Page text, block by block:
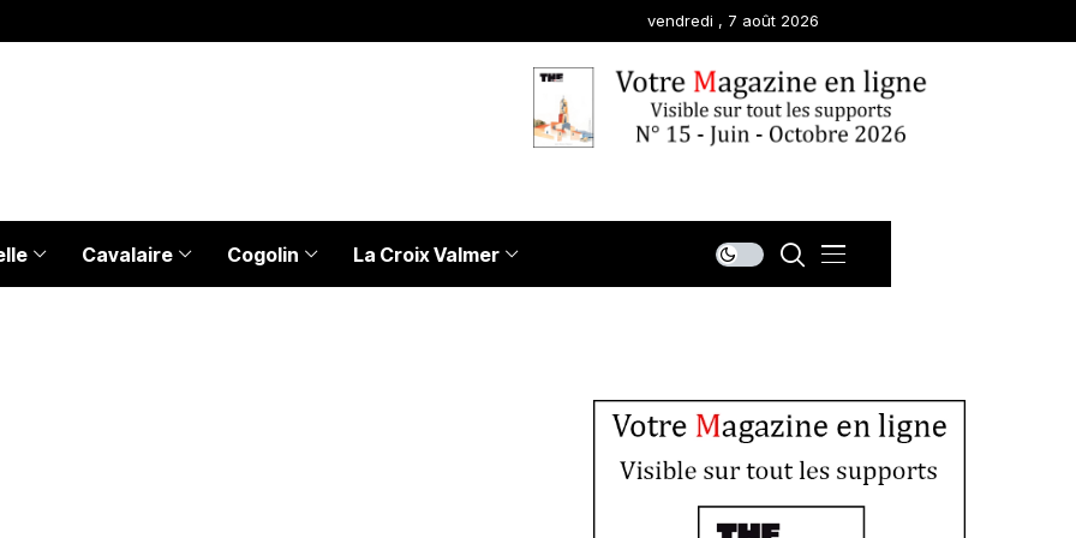
vendredi , 7 août 2026
Cavalaire Cogolin La Croix Valmer